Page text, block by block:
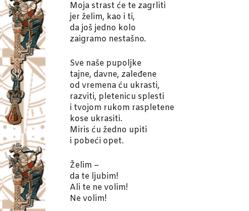
Moja strast će te zagrliti
jer želim, kao i ti,
da još jedno kolo
zaigramo nestašno.
Sve naše pupoljke
tajne, davne, zaleđene
od vremena ću ukrasti,
razviti, pletenicu splesti
i tvojom rukom raspletene
kose ukrasiti.
Miris ću žedno upiti
i pobeći opet.
Želim –
da te ljubim!
Ali te ne volim!
Ne volim!